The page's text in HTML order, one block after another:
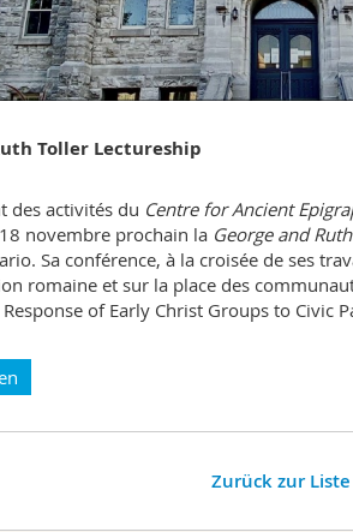
Toller Lectureship
des activités du Centre for Ancient
novembre prochain la George and
Sa conférence, à la croisée de ses
romaine et sur la place des
of Early Christ Groups to Civic
Zurück zur Liste